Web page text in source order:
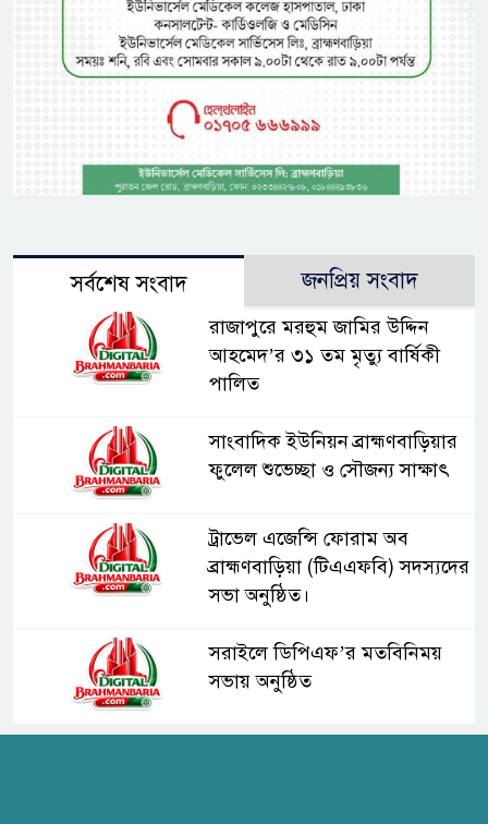
সর্বশেষ সংবাদ জনপ্রিয় সংবাদ
রাজাপুরে মরহুম জামির উদ্দিন
আহমেদ’র ৩১ তম মৃত্যু বার্ষিকী
পালিত
সাংবাদিক ইউনিয়ন ব্রাহ্মণবাড়িয়ার
ফুলেল শুভেচ্ছা ও সৌজন্য সাক্ষাৎ
ট্রাভেল এজেন্সি ফোরাম অব
ব্রাহ্মণবাড়িয়া (টিএএফবি) সদস্যদের
সভা অনুষ্ঠিত।
সরাইলে ডিপিএফ’র মতবিনিময়
সভায় অনুষ্ঠিত